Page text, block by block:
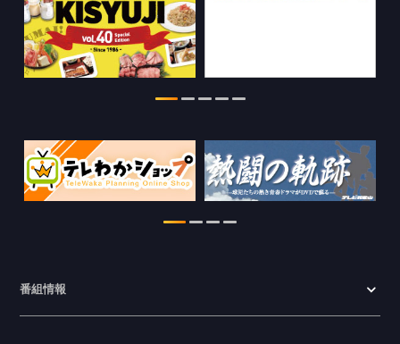
た。
WTV NEWS6【WAKAYAMA SDGs】の
情報を更新しました。
特別番組【8月】の情報を更新しました。
2026.07.28
わかやま医療ナビの情報を更新しまし
WTV NEWS6【ここ押し！】の情報を更
番組情報